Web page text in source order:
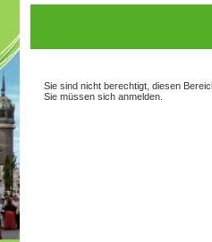
Sie sind nicht berechtigt, diesen
Sie müssen sich anmelden.